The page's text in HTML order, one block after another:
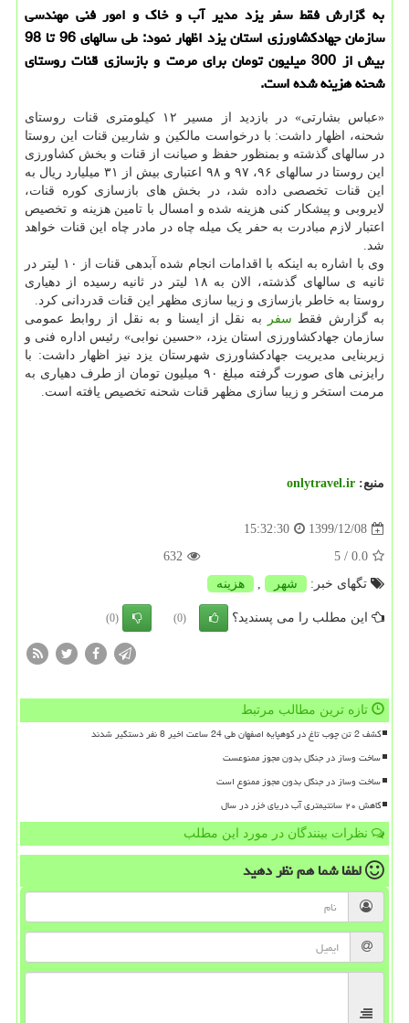
به گزارش فقط سفر یزد مدیر آب و خاک و امور فنی مهندسی
سازمان جهادکشاورزی استان یزد اظهار نمود: طی سالهای 96 تا 98
بیش از 300 میلیون تومان برای مرمت و بازسازی قنات روستای
شحنه هزینه شده است.
«عباس بشارتی» در بازدید از مسیر ۱۲ کیلومتری قنات روستای
شحنه، اظهار داشت: با درخواست مالکین و شاربین قنات این روستا
در سالهای گذشته و بمنظور حفظ و صیانت از قنات و بخش کشاورزی
این روستا در سالهای ۹۶، ۹۷ و ۹۸ اعتباری بیش از ۳۱ میلیارد ریال به
این قنات تخصصی داده شد، در بخش های بازسازی کوره قنات،
لایروبی و پیشکار کنی هزینه شده و امسال با تامین هزینه و تخصیص
اعتبار لازم مبادرت به حفر یک میله چاه در مادر چاه این قنات خواهد
شد.
وی با اشاره به اینکه با اقدامات انجام شده آبدهی قنات از ۱۰ لیتر در
ثانیه ی سالهای گذشته، الان به ۱۸ لیتر در ثانیه رسیده از دهیاری
روستا به خاطر بازسازی و زیبا سازی مظهر این قنات قدردانی کرد.
به گزارش فقط سفر
به نقل از ایسنا و به نقل از روابط عمومی
سازمان جهادکشاورزی استان یزد، «حسین نوابی» رئیس اداره فنی و
زیربنایی مدیریت جهادکشاورزی شهرستان یزد نیز اظهار داشت: با
رایزنی های صورت گرفته مبلغ ۹۰ میلیون تومان از طرف دهیاری به
مرمت استخر و زیبا سازی مظهر قنات شحنه تخصیص یافته است.
منبع: onlytravel.ir
1399/12/08
15:32:30
0.0
/ 5
632
تگهای خبر:
شهر , هزینه
این مطلب را می پسندید؟ (0)
(0)
تازه ترین مطالب مرتبط
کشف 2 تن چوب تاغ در کوهپایه اصفهان طی 24 ساعت اخیر 8 نفر دستگیر شدند
ساخت وساز در جنگل بدون مجوز ممنوعست
ساخت وساز در جنگل بدون مجوز ممنوع است
کاهش ۲۰ سانتیمتری آب دریای خزر در سال
نظرات بینندگان در مورد این مطلب
لطفا شما همنظر دهید